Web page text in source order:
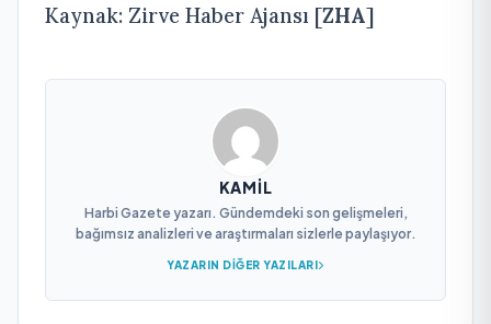
Kaynak: Zirve Haber Ajansı [ZHA]
KAMIL
Harbi Gazete yazarı. Gündemdeki son gelişmeleri,
bağımsız analizleri ve araştırmaları sizlerle paylaşıyor.
YAZARIN DIĞER YAZILARI